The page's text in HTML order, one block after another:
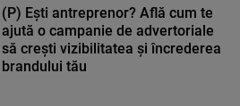
(P) Ești antreprenor? Află cum te
ajută o campanie de advertoriale
să crești vizibilitatea și încrederea
brandului tău